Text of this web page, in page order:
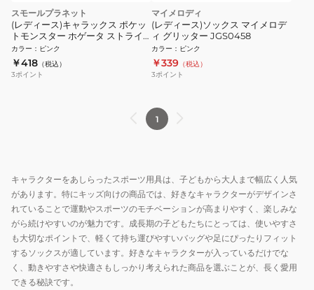
スモールプラネット
(レディース)キャラックス ポケッ
トモンスター ホゲータ ストライ
プ PM1251J
カラー ： ピンク
￥418 （税込）
3ポイント
マイメロディ
(レディース)ソックス マイメロデ
ィ グリッター JGS0458
カラー ： ピンク
￥339 （税込）
3ポイント
1
キャラクターをあしらったスポーツ用具は、子どもから大人まで幅広く人気
があります。特にキッズ向けの商品では、好きなキャラクターがデザインさ
れていることで運動やスポーツのモチベーションが高まりやすく、楽しみな
がら続けやすいのが魅力です。成長期の子どもたちにとっては、使いやすさ
も大切なポイントで、軽くて持ち運びやすいバッグや足にぴったりフィット
するソックスが適しています。好きなキャラクターが入っているだけでな
く、動きやすさや快適さもしっかり考えられた商品を選ぶことが、長く愛用
できる秘訣です。